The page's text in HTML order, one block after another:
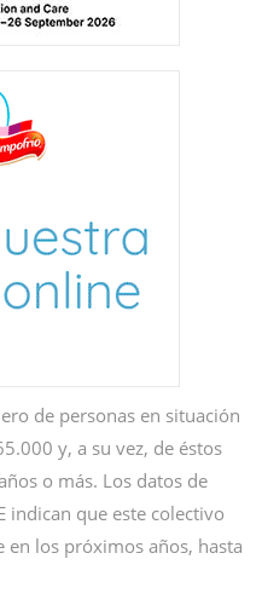
de personas en situación
y, a su vez, de éstos
o más. Los datos de
indican que este colectivo
los próximos años, hasta